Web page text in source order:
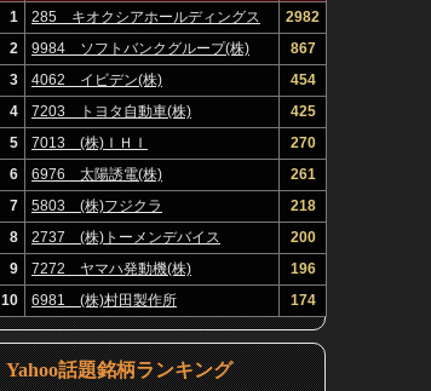
1
285 キオクシアホールディングス
(株)
2982
2
9984 ソフトバンクグループ(株)
867
3
4062 イビデン(株)
454
4
7203 トヨタ自動車(株)
425
5
7013 (株)ＩＨＩ
270
6
6976 太陽誘電(株)
261
7
5803 (株)フジクラ
218
8
2737 (株)トーメンデバイス
200
9
7272 ヤマハ発動機(株)
196
10
6981 (株)村田製作所 174
Yahoo話題銘柄ランキング